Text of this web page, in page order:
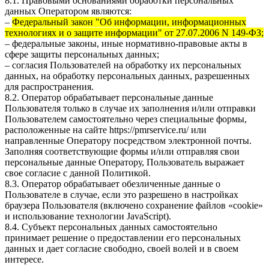
данных Оператором являются:
– Федеральный закон "Об информации, информационных
технологиях и о защите информации" от 27.07.2006 N 149-ФЗ;
– федеральные законы, иные нормативно-правовые акты в
сфере защиты персональных данных;
– согласия Пользователей на обработку их персональных
данных, на обработку персональных данных, разрешенных
для распространения.
8.2. Оператор обрабатывает персональные данные
Пользователя только в случае их заполнения и/или отправки
Пользователем самостоятельно через специальные формы,
расположенные на сайте https://pmrservice.ru/или
направленные Оператору посредством электронной почты.
Заполняя соответствующие формы и/или отправляя свои
персональные данные Оператору, Пользователь выражает
свое согласие с данной Политикой.
8.3. Оператор обрабатывает обезличенные данные о
Пользователе в случае, если это разрешено в настройках
браузера Пользователя (включено сохранение файлов «cookie»
и использование технологии JavaScript).
8.4. Субъект персональных данных самостоятельно
принимает решение о предоставлении его персональных
данных и дает согласие свободно, своей волей и в своем
интересе.